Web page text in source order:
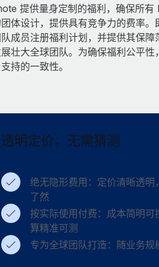
提供量身定制的福利，确保所
体设计，提供具有竞争力的费率
成员注册福利计划，并提供其保
壮大全球团队。为确保福利公平
持的一致性。
透明定价，无需猜测
绝无隐形费用：定价清晰透明
了然
按实际使用付费：成本简明可
算精准可测
专为全球团队打造：随业务规